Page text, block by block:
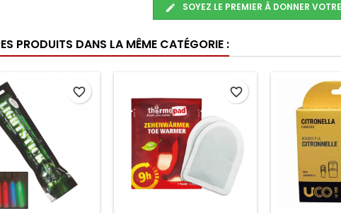
SOYEZ LE PREMIER À DONNER
PRODUITS DANS LA MÊME CATÉGORIE :
favorite_border favorite_border